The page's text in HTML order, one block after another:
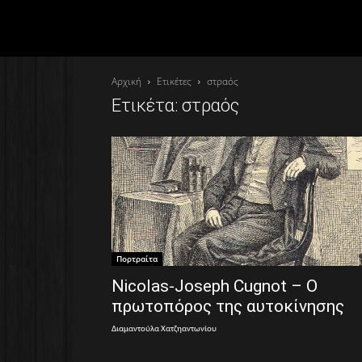
Αρχική Ετικέτες στραός
Ετικέτα: στραός
Πορτραίτα
Nicolas-Joseph Cugnot – Ο
πρωτοπόρος της αυτοκίνησης
Διαμαντούλα Χατζηαντωνίου